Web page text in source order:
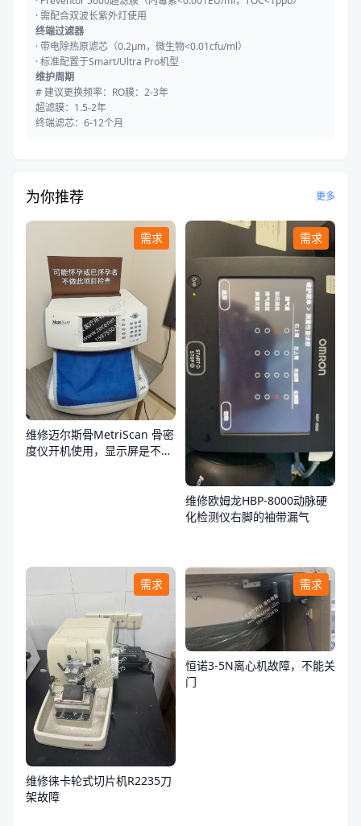
·需配合双波长紫外灯使用
终端过滤器
·带电除热原滤芯（0.2μm，微生物<0.01cfu/ml）
·标准配置于Smart/Ultra Pro机型
维护周期
# 建议更换频率：RO膜：2-3年
超滤膜：1.5-2年
终端滤芯：6-12个月
为你推荐 更多
需求
维修迈尔斯骨MetriScan 骨密
度仪开机使用，显示屏是不
需求
维修欧姆龙HBP-8000动脉硬
化检测仪右脚的袖带漏气
需求
维修徕卡轮式切片机R2235刀
架故障
需求
恒诺3-5N离心机故障，不能关
门